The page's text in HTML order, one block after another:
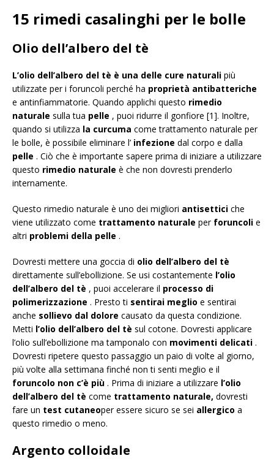
15 rimedi casalinghi per le bolle
Olio dell’albero del tè
L’olio dell’albero del tè è una delle cure naturali più
utilizzate per i foruncoli perché ha proprietà antibatteriche
e antinfiammatorie. Quando applichi questo rimedio
naturale sulla tua pelle , puoi ridurre il gonfiore [1]. Inoltre,
quando si utilizza la curcuma come trattamento naturale per
le bolle, è possibile eliminare l’ infezione dal corpo e dalla
pelle . Ciò che è importante sapere prima di iniziare a utilizzare
questo rimedio naturale è che non dovresti prenderlo
internamente.
Questo rimedio naturale è uno dei migliori antisettici che
viene utilizzato come trattamento naturale per foruncoli e
altri problemi della pelle .
Dovresti mettere una goccia di olio dell’albero del tè
direttamente sull’ebollizione. Se usi costantemente l’olio
dell’albero del tè , puoi accelerare il processo di
polimerizzazione . Presto ti sentirai meglio e sentirai
anche sollievo dal dolore causato da questa condizione.
Metti l’olio dell’albero del tè sul cotone. Dovresti applicare
l’olio sull’ebollizione ma tamponalo con movimenti delicati .
Dovresti ripetere questo passaggio un paio di volte al giorno,
più volte alla settimana finché non ti senti meglio e il
foruncolo non c’è più . Prima di iniziare a utilizzare l’olio
dell’albero del tè come trattamento naturale, dovresti
fare un test cutaneoper essere sicuro se sei allergico a
questo rimedio o meno.
Argento colloidale